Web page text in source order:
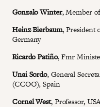
Gonzalo Winter, Member
Heinz Bierbaum, President
Germany
Ricardo Patiño, Fmr
Unai Sordo, General
(CCOO), Spain
Cornel West, Professor,